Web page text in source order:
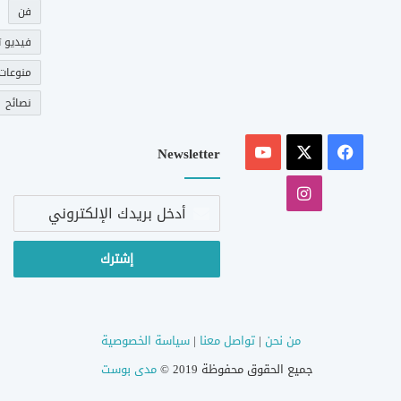
فن
فيديو
نصائح
فيسبوك
‫YouTube
انستقرام
Newsletter
أدخل
الإلكتروني
من نحن |تواصل معنا |سياسة الخصوصية
جميع الحقوق محفوظة 2019 ©
مدى بوست